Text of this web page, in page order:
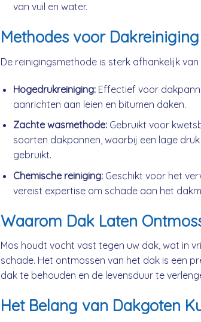
van vuil en water.
Methodes voor Dakreiniging
De reinigingsmethode is sterk afhankelijk
Hogedrukreiniging:Effectief voor
aanrichten aan leien en bitumen daken.
Zachte wasmethode:Gebruikt voor
soorten dakpannen, waarbij een lage
gebruikt.
Chemische reiniging:Geschikt voor het
vereist expertise om schade aan het
Waarom Dak Laten
Mos houdt vocht vast tegen uw dak, wat in
schade. Het ontmossen van het dak is een
dak te behouden en de levensduur te
Het Belang van Dakgoten